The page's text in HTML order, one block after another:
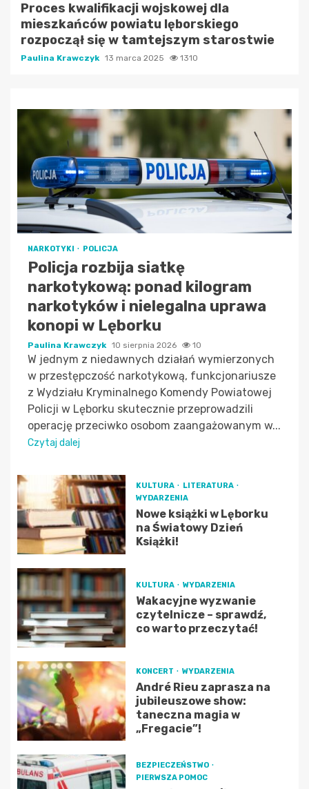
Proces kwalifikacji wojskowej dla
mieszkańców powiatu lęborskiego
rozpoczął się w tamtejszym starostwie
Paulina Krawczyk 13 marca 2025 1310
NARKOTYKI POLICJA
Policja rozbija siatkę
narkotykową: ponad kilogram
narkotyków i nielegalna uprawa
konopi w Lęborku
Paulina Krawczyk 10 sierpnia 2026 10
W jednym z niedawnych działań wymierzonych
w przestępczość narkotykową, funkcjonariusze
z Wydziału Kryminalnego Komendy Powiatowej
Policji w Lęborku skutecznie przeprowadzili
operację przeciwko osobom zaangażowanym w...
Czytaj dalej
KULTURA
LITERATURA
WYDARZENIA
Nowe książki w Lęborku
na Światowy Dzień
Książki!
KULTURA WYDARZENIA
Wakacyjne wyzwanie
czytelnicze – sprawdź,
co warto przeczytać!
KONCERT WYDARZENIA
André Rieu zaprasza na
jubileuszowe show:
taneczna magia w
„Fregacie”!
BEZPIECZEŃSTWO
PIERWSZA POMOC